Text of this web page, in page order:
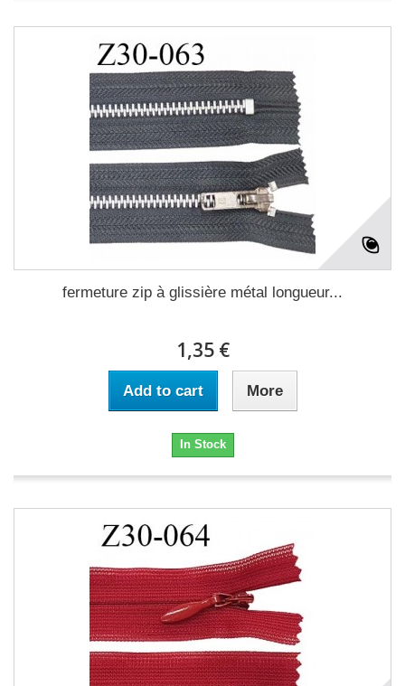
fermeture zip à glissière métal longueur...
1,35 €
Add to cart More
In Stock